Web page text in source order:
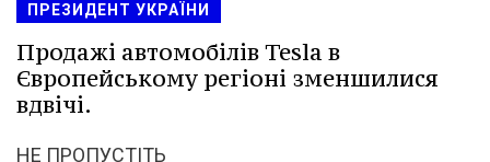
ПРЕЗИДЕНТ УКРАЇНИ
Продажі автомобілів Tesla в
Європейському регіоні зменшилися
вдвічі.
НЕ ПРОПУСТІТЬ